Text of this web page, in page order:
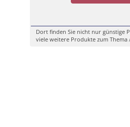
Dort finden Sie nicht nur günstige
viele weitere Produkte zum Thema